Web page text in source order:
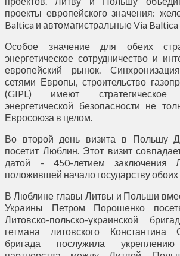
проекты европейского значения:
Baltica и автомагистральные Via Baltica
Особое значение для обеих
энергетическое сотрудничество и
европейский рынок.
сетями Европы, строительство
(GIPL) имеют
энергетической безопасности не
Евросоюза в целом.
Во второй день визита в Польшу
посетит Люблин. Этот визит
датой – 450-летием заключения
положившей начало государству
В Люблине главы Литвы и Польши
Украины Петром Порошенко
Литовско-польско-украинской
гетмана литовского Константина
бригада послужила укреплению